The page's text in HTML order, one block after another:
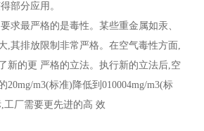
部分应用。
求最严格的是毒性。某些重金属如汞、
,其排放限制非常严格。在空气毒性方面,
新的更 严格的立法。执行新的立法后,空
20mg/m3(标准)降低到010004mg/m3(标
厂需要更先进的高 效